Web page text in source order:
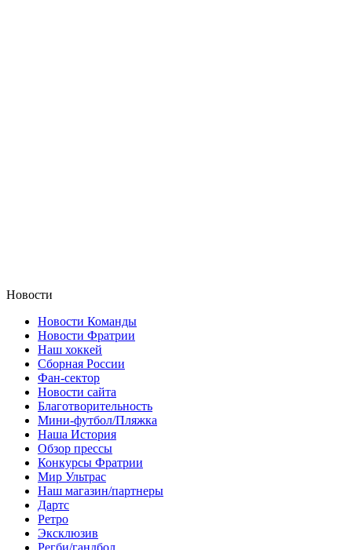
Новости
Новости Команды
Новости Фратрии
Наш хоккей
Сборная России
Фан-cектор
Новости сайта
Благотворительность
Мини-футбол/Пляжка
Наша История
Обзор прессы
Конкурсы Фратрии
Мир Ультрас
Наш магазин/партнеры
Дартс
Ретро
Эксклюзив
Регби/гандбол